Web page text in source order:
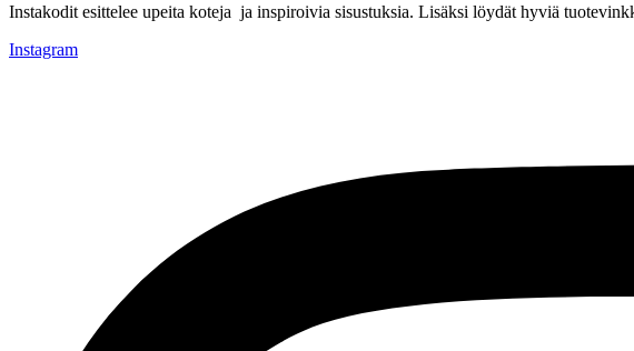
Instakodit esittelee upeita koteja ja inspiroivia sisustuksia. Lisäksi löydät hyviä
Instagram